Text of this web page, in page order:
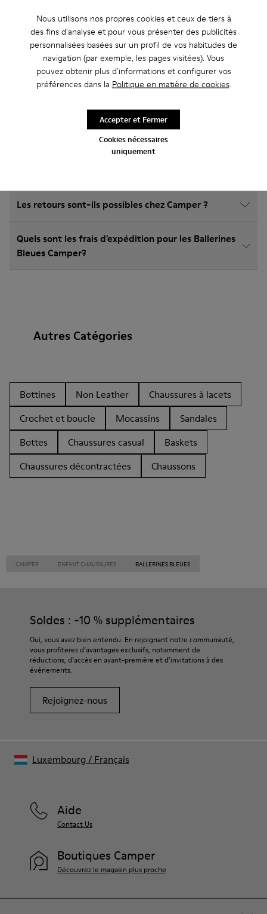
Nous utilisons nos propres cookies et ceux de tiers à
des fins d'analyse et pour vous présenter des publicités
personnalisées basées sur un profil de vos habitudes de
navigation (par exemple, les pages visitées). Vous
pouvez obtenir plus d'informations et configurer vos
préférences dans la Politique en matière de cookies.
Cookies nécessaires
uniquement
Accepter et Fermer
Foire Aux Questions concernant
Ballerines pour enfant
Comment choisir des chaussures Camper à la bonne
Quelle est la garantie sur les Ballerines Bleues
Les retours sont-ils possibles chez Camper ?
Quels sont les frais d'expédition pour les Ballerines
Bleues Camper?
Autres Catégories
Bottines Non Leather
Chaussures à lacets
Crochet et boucle
Mocassins
Sandales
Bottes
Chaussures casual
Baskets
Chaussures décontractées
Chaussons
CAMPER ENFANT CHAUSSURES BALLERINES BLEUES
Soldes : -10 % supplémentaires
Oui, vous avez bien entendu. En rejoignant notre communauté,
vous profiterez d’avantages exclusifs, notamment de
réductions, d’accès en avant-première et d’invitations à des
événements.
Rejoignez-nous
Aide
Contact Us
Boutiques Camper
Découvrez le magasin plus proche
Luxembourg / Français